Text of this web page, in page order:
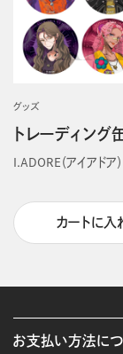
グッズ
トレーディング
I.ADORE（アイアドア）
カートに入
お支払い方法に